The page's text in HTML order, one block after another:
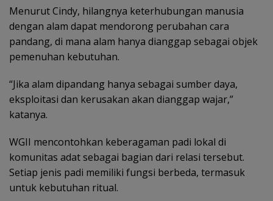
Menurut Cindy, hilangnya keterhubungan manusia
dengan alam dapat mendorong perubahan cara
pandang, di mana alam hanya dianggap sebagai objek
pemenuhan kebutuhan.
“Jika alam dipandang hanya sebagai sumber daya,
eksploitasi dan kerusakan akan dianggap wajar,”
katanya.
WGII mencontohkan keberagaman padi lokal di
komunitas adat sebagai bagian dari relasi tersebut.
Setiap jenis padi memiliki fungsi berbeda, termasuk
untuk kebutuhan ritual.